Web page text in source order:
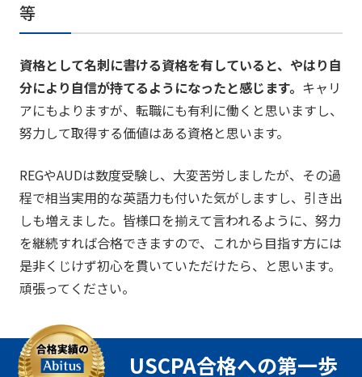
等
資格として名刺に書ける資格を有していると、やはり自
分により自信が持てるようになったと感じます。 キャリ
アにもよりますが、転職にも有利に働くと思いますし、
努力して取得する価値はある資格と思います。
REGやAUDは数度受験し、大変苦労しましたが、その過
程で相当実用的な英語力も付いた気がしますし、引き出
しも増えました。皆様口を揃えて言われるように、努力
を継続すれば合格できますので、これから目指す方には
是非くじけず初心を貫いていただけたら、と思います。
頑張ってください。
USCPA合格への第一歩